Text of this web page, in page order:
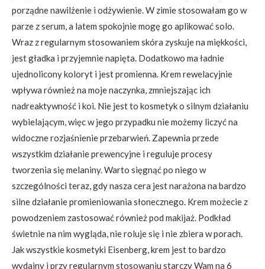
porządne nawilżenie i odżywienie. W zimie stosowałam go w
parze z serum, a latem spokojnie mogę go aplikować solo.
Wraz z regularnym stosowaniem skóra zyskuje na miękkości,
jest gładka i przyjemnie napięta. Dodatkowo ma ładnie
ujednolicony koloryt i jest promienna. Krem rewelacyjnie
wpływa również na moje naczynka, zmniejszając ich
nadreaktywność i koi. Nie jest to kosmetyk o silnym działaniu
wybielającym, więc w jego przypadku nie możemy liczyć na
widoczne rozjaśnienie przebarwień. Zapewnia przede
wszystkim działanie prewencyjne i reguluje procesy
tworzenia się melaniny. Warto sięgnąć po niego w
szczególności teraz, gdy nasza cera jest narażona na bardzo
silne działanie promieniowania słonecznego. Krem możecie z
powodzeniem zastosować również pod makijaż. Podkład
świetnie na nim wygląda, nie roluje się i nie zbiera w porach.
Jak wszystkie kosmetyki Eisenberg, krem jest to bardzo
wydajny i przy regularnym stosowaniu starczy Wam na 6